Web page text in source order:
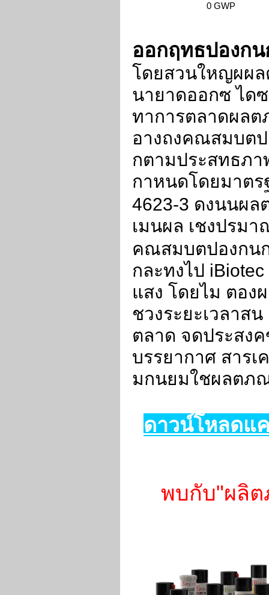
0 GWP
ออกฤทธปองก
โดยสวนใหญผผ
นายาดออกซ ได
ทาการตลาดผล
อางถงคณสมบต
กตามประสทธภ
กาหนดโดยมาต
4623-3 ดงนนผล
เมนผล เชงปรม
คณสมบตปองกน
กละทงไป iBiotec
แสง โดยไม ตอง
ชวงระยะเวลาส
ตลาด จดประสง
บรรยากาศ สาร
มกนยมใชผลตภ
ดาวน์โหลดแ
พบกับ"ผลิ